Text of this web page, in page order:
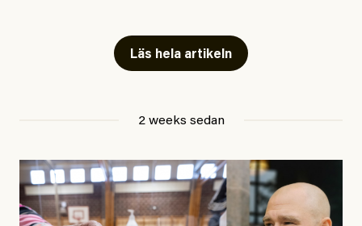
skriver för? Vad betyder det att vara en ”röd, grön och
oberoende” tidning? Och vad är egentligen bra
utpekas som israelisk infiltratör”. Enligt ingressen
handlar artikeln om en person vars ”bakgrund skapar
splittring och oro i rörelsen”. Problemet är att artikeln
Läs hela artikeln
2 weeks sedan